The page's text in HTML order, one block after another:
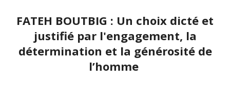
FATEH BOUTBIG : Un choix dicté et
justifié par l'engagement, la
détermination et la générosité de
l’homme